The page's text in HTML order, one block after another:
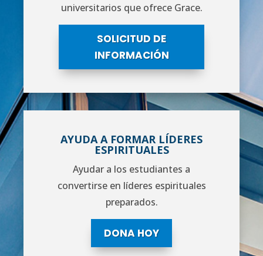
universitarios que ofrece Grace.
SOLICITUD DE
INFORMACIÓN
AYUDA A FORMAR LÍDERES
ESPIRITUALES
Ayudar a los estudiantes a
convertirse en líderes espirituales
preparados.
DONA HOY